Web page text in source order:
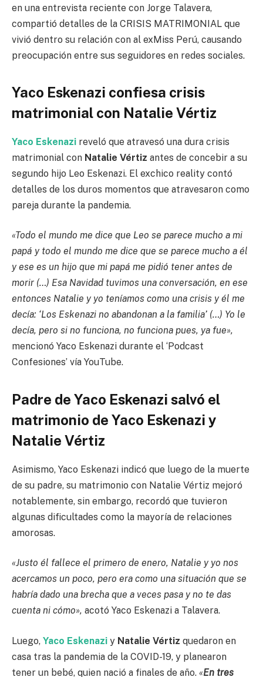
en una entrevista reciente con Jorge Talavera,
compartió detalles de la CRISIS MATRIMONIAL que
vivió dentro su relación con al exMiss Perú, causando
preocupación entre sus seguidores en redes sociales.
Yaco Eskenazi confiesa crisis
matrimonial con Natalie Vértiz
Yaco Eskenazi reveló que atravesó una dura crisis
matrimonial con Natalie Vértiz antes de concebir a su
segundo hijo Leo Eskenazi. El exchico reality contó
detalles de los duros momentos que atravesaron como
pareja durante la pandemia.
«Todo el mundo me dice que Leo se parece mucho a mi
papá y todo el mundo me dice que se parece mucho a él
y ese es un hijo que mi papá me pidió tener antes de
morir (…) Esa Navidad tuvimos una conversación, en ese
entonces Natalie y yo teníamos como una crisis y él me
decía: ‘Los Eskenazi no abandonan a la familia’ (…) Yo le
decía, pero si no funciona, no funciona pues, ya fue»,
mencionó Yaco Eskenazi durante el ‘Podcast
Confesiones’ vía YouTube.
Padre de Yaco Eskenazi salvó el
matrimonio de Yaco Eskenazi y
Natalie Vértiz
Asimismo, Yaco Eskenazi indicó que luego de la muerte
de su padre, su matrimonio con Natalie Vértiz mejoró
notablemente, sin embargo, recordó que tuvieron
algunas dificultades como la mayoría de relaciones
amorosas.
«Justo él fallece el primero de enero, Natalie y yo nos
acercamos un poco, pero era como una situación que se
habría dado una brecha que a veces pasa y no te das
cuenta ni cómo», acotó Yaco Eskenazi a Talavera.
Luego, Yaco Eskenazi y Natalie Vértiz quedaron en
casa tras la pandemia de la COVID-19, y planearon
tener un bebé, quien nació a finales de año. «En tres